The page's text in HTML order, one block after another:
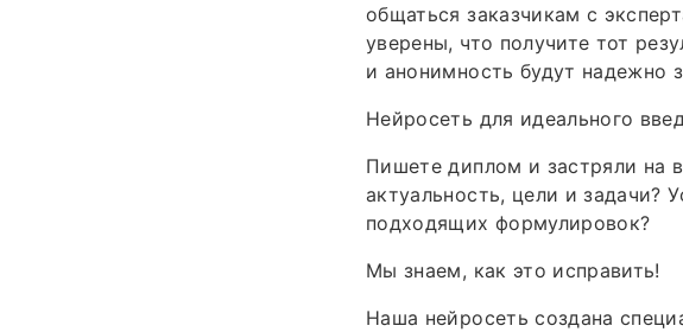
общаться заказчикам с
уверены, что получите тот
и анонимность будут
Нейросеть для идеального
Пишете диплом и застряли на
актуальность, цели и задачи?
подходящих формулировок?
Мы знаем, как это исправить!
Наша нейросеть создана